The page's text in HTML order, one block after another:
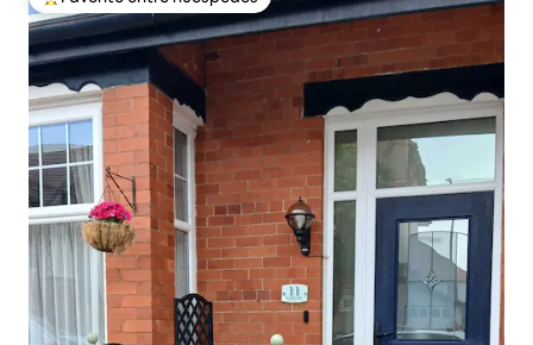
Favorito entre huéspedes preferido